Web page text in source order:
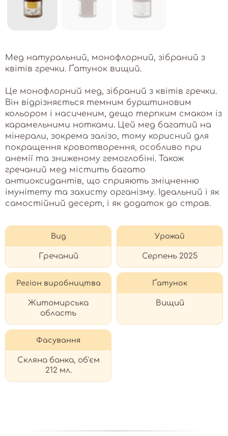
Мед натуральний, монофлорний, зібраний з
квітів гречки. Ґатунок вищий.
Це монофлорний мед, зібраний з квітів гречки.
Він відрізняється темним бурштиновим
кольором і насиченим, дещо терпким смаком із
карамельними нотками. Цей мед багатий на
мінерали, зокрема залізо, тому корисний для
покращення кровотворення, особливо при
анемії та зниженому гемоглобіні. Також
гречаний мед містить багато
антиоксидантів, що сприяють зміцненню
імунітету та захисту організму. Ідеальний і як
самостійний десерт, і як додаток до страв.
Вид
Гречаний
Урожай
Серпень 2025
Регіон виробництва
Житомирська
область
Ґатунок
Вищий
Фасування
Скляна банка, об'єм
212 мл.